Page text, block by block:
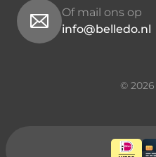
Of mail ons op
info@belledo.nl
©